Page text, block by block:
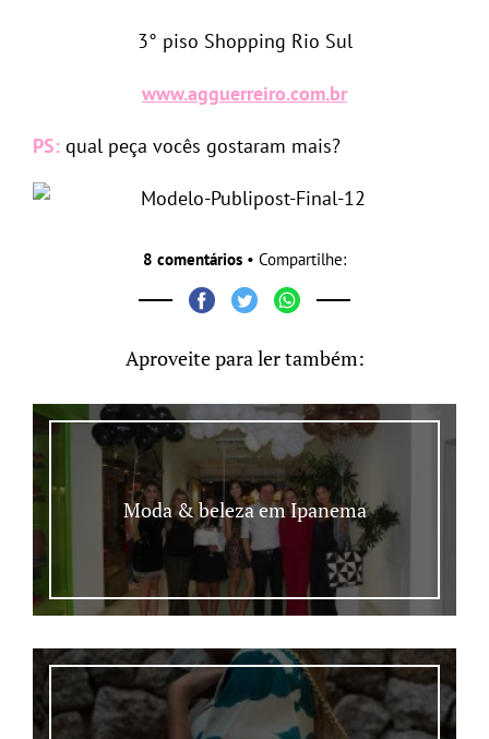
3° piso Shopping Rio Sul
www.agguerreiro.com.br
PS: qual peça vocês gostaram mais?
8 comentários • Compartilhe:
Aproveite para ler também:
Moda & beleza em Ipanema